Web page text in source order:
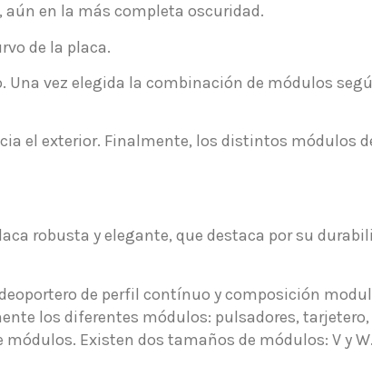
en la más completa oscuridad.
de la placa.
vez elegida la combinación de módulos
el exterior. Finalmente, los distintos módulos
robusta y elegante, que destaca por su
de perfil contínuo y composición
los diferentes módulos: pulsadores,
Existen dos tamaños de módulos: V y